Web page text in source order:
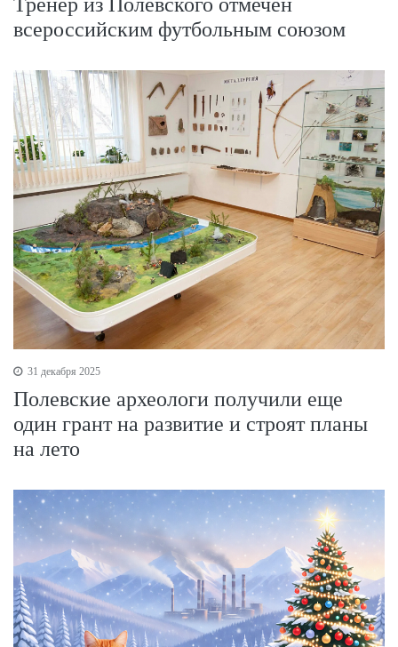
всероссийским футбольным союзом
31 декабря 2025
Полевские археологи получили еще
один грант на развитие и строят планы
на лето